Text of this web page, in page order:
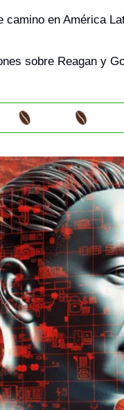
camino en América
sobre Reagan y